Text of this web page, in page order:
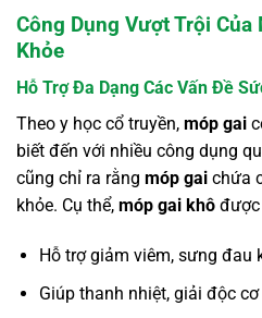
Công Dụng Vượt Trội
Khỏe
Hỗ Trợ Đa Dạng Các Vấn Đề
Theo y học cổ truyền, móp gai
biết đến với nhiều công dụng
cũng chỉ ra rằng móp gai chứa
khỏe. Cụ thể, móp gai khô được
Hỗ trợ giảm viêm, sưng đau
Giúp thanh nhiệt, giải độc cơ